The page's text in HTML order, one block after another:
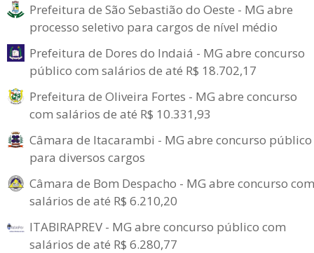
Prefeitura de São Sebastião do Oeste - MG abre
processo seletivo para cargos de nível médio
Prefeitura de Dores do Indaiá - MG abre concurso
público com salários de até R$ 18.702,17
Prefeitura de Oliveira Fortes - MG abre concurso
com salários de até R$ 10.331,93
Câmara de Itacarambi - MG abre concurso público
para diversos cargos
Câmara de Bom Despacho - MG abre concurso com
salários de até R$ 6.210,20
ITABIRAPREV - MG abre concurso público com
salários de até R$ 6.280,77